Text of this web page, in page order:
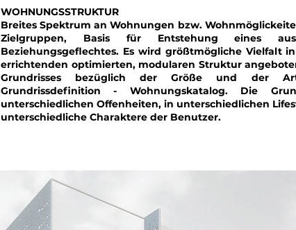
WOHNUNGSSTRUKTUR
Breites Spektrum an Wohnungen bzw.
Zielgruppen, Basis für Entstehung eines
Beziehungsgeflechtes. Es wird größtmögliche Vielfalt
errichtenden optimierten, modularen Struktur
Grundrisses bezüglich der Größe und der
Grundrissdefinition - Wohnungskatalog. Die
unterschiedlichen Offenheiten, in unterschiedlichen
unterschiedliche Charaktere der Benutzer.